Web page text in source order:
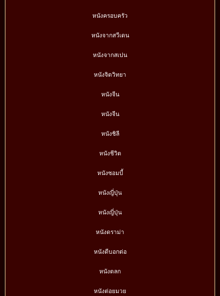
หนังครอบครัว
หนังจากสวีเดน
หนังจากสเปน
หนังจิตวิทยา
หนังจีน
หนังจีน
หนังชิลี
หนังชีวิต
หนังซอมบี้
หนังญี่ปุ่น
หนังญี่ปุ่น
หนังดราม่า
หนังดีบอกต่อ
หนังตลก
หนังต่อยมวย